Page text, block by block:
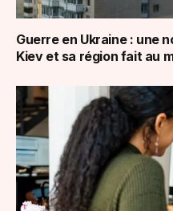
Guerre en Ukraine : une
Kiev et sa région fait au